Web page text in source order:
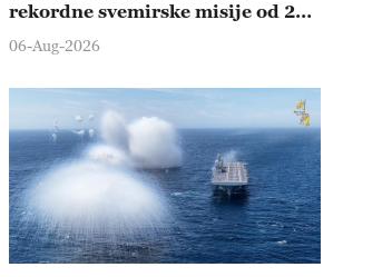
rekordne svemirske misije od 210
dana
06-Aug-2026